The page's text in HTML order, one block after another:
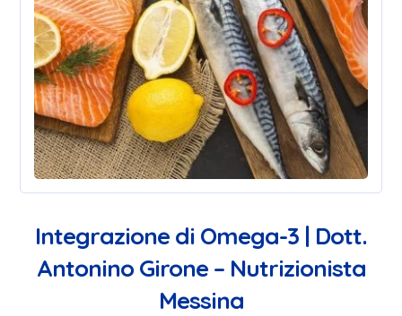
Integrazione di Omega-3 | Dott.
Antonino Girone – Nutrizionista
Messina